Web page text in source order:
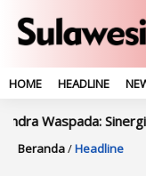
HOME HEADLINE
Sinergi Polri –
Beranda/Headline